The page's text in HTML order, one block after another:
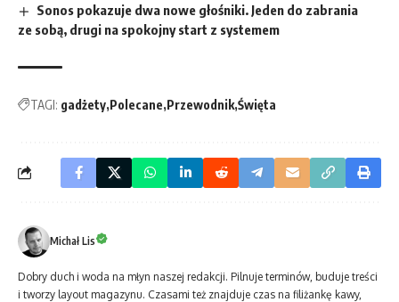
Sonos pokazuje dwa nowe głośniki. Jeden do zabrania
ze sobą, drugi na spokojny start z systemem
TAGI: gadżety Polecane Przewodnik Święta
Michał Lis
Dobry duch i woda na młyn naszej redakcji. Pilnuje terminów, buduje treści
i tworzy layout magazynu. Czasami też znajduje czas na filiżankę kawy,